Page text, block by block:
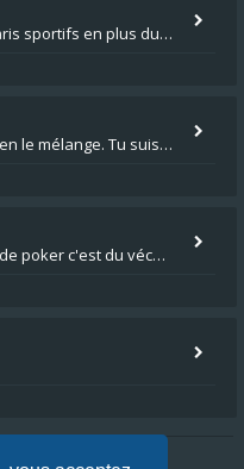
Salut Cosmostar, Bienvenue ! Les paris sportifs en plus du poker, c'est ce que je fais aussi. Surtout la NBA, je mise su
Salut Alain, Rugby et poker, j'aime bien le mélange. Tu suis le rugby du coin ? Moi j'essaie d'aller voir des matchs de
Salut Stéphane, Bienvenue ! 25 ans de poker c'est du vécu quand même. Moi je suis relativementnouveau (2018) mais j'ai a